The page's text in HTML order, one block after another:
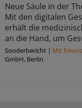
Neue Säule in der
Mit den digitalen
erhält die
an die Hand, um
Sonderbericht | Mit
GmbH, Berlin